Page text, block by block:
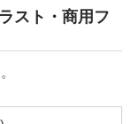
スト・商用フ